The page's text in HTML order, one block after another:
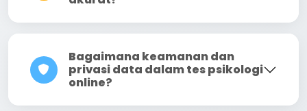
Bagaimana keamanan dan
privasi data dalam tes psikologi
online?